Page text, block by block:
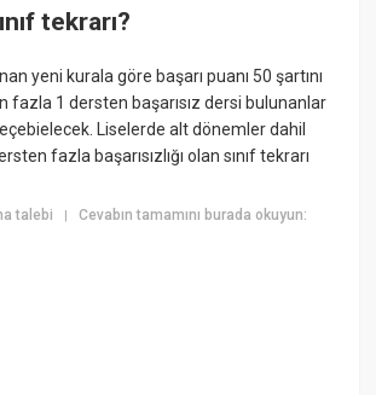
tekrarı?
yeni kurala göre başarı puanı 50 şartını
fazla 1 dersten başarısız dersi bulunanlar
Liselerde alt dönemler dahil
fazla başarısızlığı olan sınıf tekrarı
talebi |Cevabın tamamını burada okuyun: